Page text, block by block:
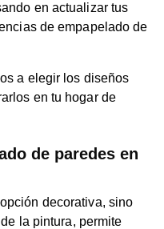
en actualizar tus
de empapelado de
a elegir los diseños
en tu hogar de
de paredes en
decorativa, sino
la pintura, permite